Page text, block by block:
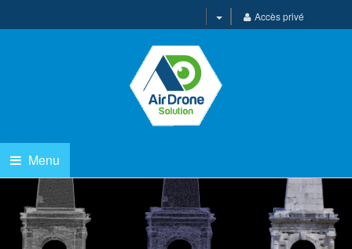
Accès privé
Menu